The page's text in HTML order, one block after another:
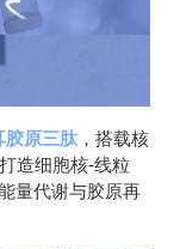
胶原三肽 ，搭载核
造细胞核-线粒
量代谢与胶原再